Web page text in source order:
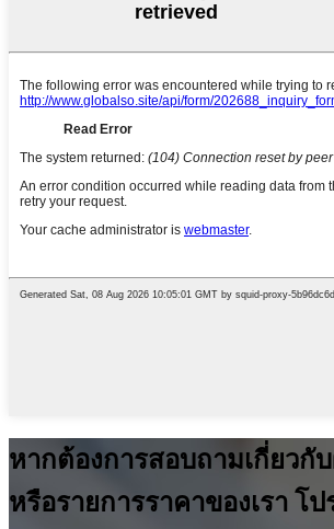
หากต้องการสอบถามเกี่ยว
หรือรายการราคาของเรา โ